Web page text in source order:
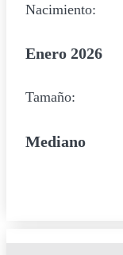
Nacimiento:
Enero 2026
Tamaño:
Mediano